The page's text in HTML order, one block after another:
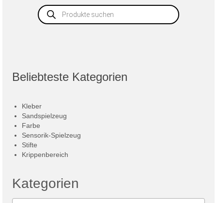
Products
search
Beliebteste Kategorien
Kleber
Sandspielzeug
Farbe
Sensorik-Spielzeug
Stifte
Krippenbereich
Kategorien